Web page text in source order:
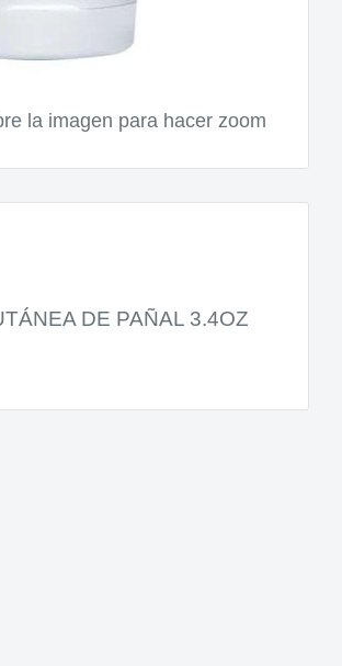
la imagen para hacer zoom
DE PAÑAL 3.4OZ